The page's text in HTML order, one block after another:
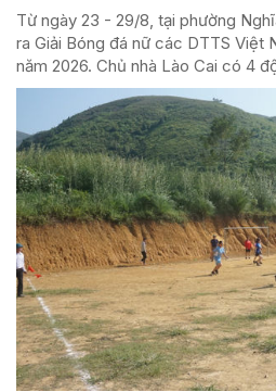
Từ ngày 23 - 29/8, tại phường
ra Giải Bóng đá nữ các DTTS Việt
năm 2026. Chủ nhà Lào Cai có 4